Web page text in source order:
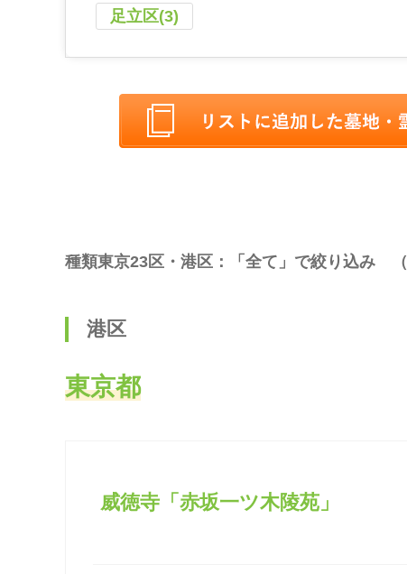
足立区(3)
種類東京23区・港区：「全て」で絞り込み （
港区
東京都
威徳寺「赤坂一ツ木陵苑」